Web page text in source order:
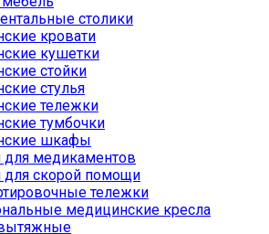
столики
кровати
кушетки
стойки
стулья
тележки
тумбочки
шкафы
медикаментов
для скорой помощи
тележки
медицинские кресла